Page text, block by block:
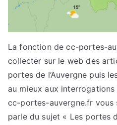
La fonction de cc-portes-
collecter sur le web des
portes de l’Auvergne puis
au mieux aux interrogations
cc-portes-auvergne.fr
parle du sujet « Les portes